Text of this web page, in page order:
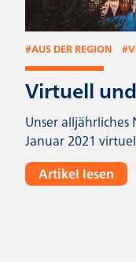
#AUS DER REGION #
Virtuell
Unser
Januar 2021
Artikel lesen